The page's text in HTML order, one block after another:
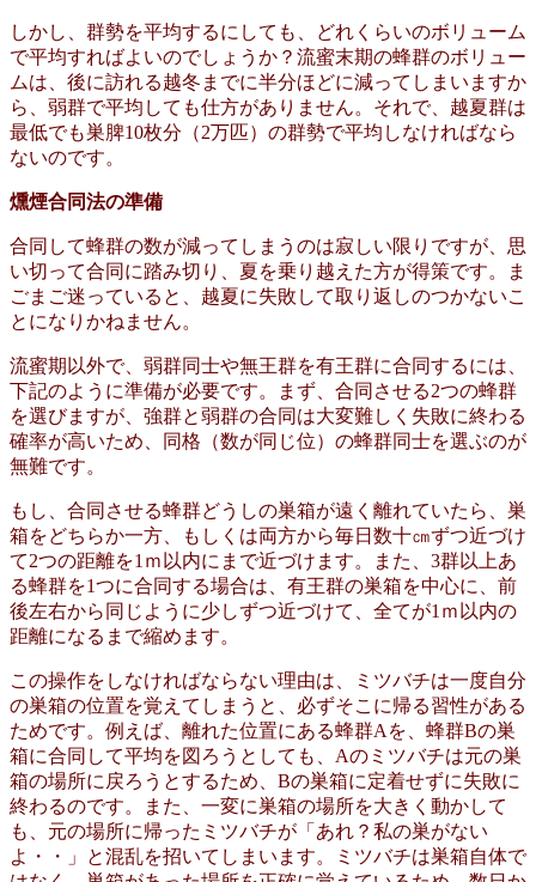
しかし、群勢を平均するにしても、どれくらいのボリューム
で平均すればよいのでしょうか？流蜜末期の蜂群のボリュー
ムは、後に訪れる越冬までに半分ほどに減ってしまいますか
ら、弱群で平均しても仕方がありません。それで、越夏群は
最低でも巣脾10枚分（2万匹）の群勢で平均しなければなら
ないのです。
燻煙合同法の準備
合同して蜂群の数が減ってしまうのは寂しい限りですが、思
い切って合同に踏み切り、夏を乗り越えた方が得策です。ま
ごまご迷っていると、越夏に失敗して取り返しのつかないこ
とになりかねません。
流蜜期以外で、弱群同士や無王群を有王群に合同するには、
下記のように準備が必要です。まず、合同させる2つの蜂群
を選びますが、強群と弱群の合同は大変難しく失敗に終わる
確率が高いため、同格（数が同じ位）の蜂群同士を選ぶのが
無難です。
もし、合同させる蜂群どうしの巣箱が遠く離れていたら、巣
箱をどちらか一方、もしくは両方から毎日数十㎝ずつ近づけ
て2つの距離を1ｍ以内にまで近づけます。また、3群以上あ
る蜂群を1つに合同する場合は、有王群の巣箱を中心に、前
後左右から同じように少しずつ近づけて、全てが1ｍ以内の
距離になるまで縮めます。
この操作をしなければならない理由は、ミツバチは一度自分
の巣箱の位置を覚えてしまうと、必ずそこに帰る習性がある
ためです。例えば、離れた位置にある蜂群Aを、蜂群Bの巣
箱に合同して平均を図ろうとしても、Aのミツバチは元の巣
箱の場所に戻ろうとするため、Bの巣箱に定着せずに失敗に
終わるのです。また、一変に巣箱の場所を大きく動かして
も、元の場所に帰ったミツバチが「あれ？私の巣がない
よ・・」と混乱を招いてしまいます。ミツバチは巣箱自体で